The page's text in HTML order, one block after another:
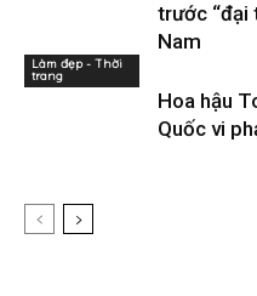
trước “đại
Nam
Làm đẹp - Thời
trang
Hoa hậu
Quốc vi